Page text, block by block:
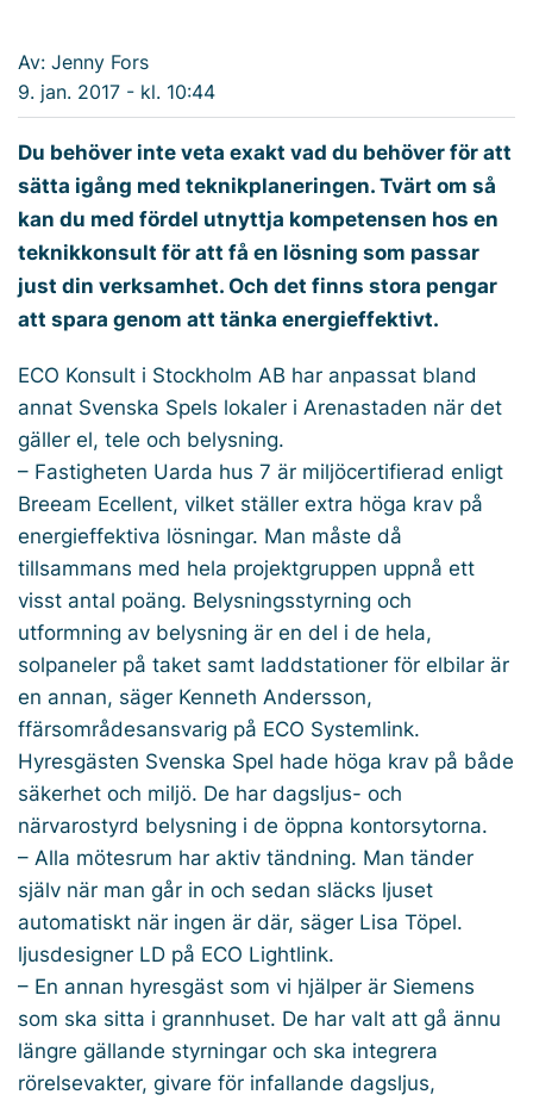
Av: Jenny Fors
9. jan. 2017 - kl. 10:44
Du behöver inte veta exakt vad du behöver för att
sätta igång med teknikplaneringen. Tvärt om så
kan du med fördel utnyttja kompetensen hos en
teknikkonsult för att få en lösning som passar
just din verksamhet. Och det finns stora pengar
att spara genom att tänka energieffektivt.
ECO Konsult i Stockholm AB har anpassat bland
annat Svenska Spels lokaler i Arenastaden när det
gäller el, tele och belysning.
– Fastigheten Uarda hus 7 är miljöcertifierad enligt
Breeam Ecellent, vilket ställer extra höga krav på
energieffektiva lösningar. Man måste då
tillsammans med hela projektgruppen uppnå ett
visst antal poäng. Belysningsstyrning och
utformning av belysning är en del i de hela,
solpaneler på taket samt laddstationer för elbilar är
en annan, säger Kenneth Andersson,
ffärsområdesansvarig på ECO Systemlink.
Hyresgästen Svenska Spel hade höga krav på både
säkerhet och miljö. De har dagsljus- och
närvarostyrd belysning i de öppna kontorsytorna.
– Alla mötesrum har aktiv tändning. Man tänder
själv när man går in och sedan släcks ljuset
automatiskt när ingen är där, säger Lisa Töpel.
ljusdesigner LD på ECO Lightlink.
– En annan hyresgäst som vi hjälper är Siemens
som ska sitta i grannhuset. De har valt att gå ännu
längre gällande styrningar och ska integrera
rörelsevakter, givare för infallande dagsljus,